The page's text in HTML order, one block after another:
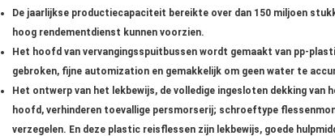
De jaarlijkse productiecapaciteit bereikte over dan 150 miljoen
hoog rendementdienst kunnen voorzien.
Het hoofd van vervangingsspuitbussen wordt gemaakt van pp-
gebroken, fijne automization en gemakkelijk om geen water te
Het ontwerp van het lekbewijs, de volledige ingesloten dekking
hoofd, verhinderen toevallige persmorserij; schroeftype
verzegelen. En deze plastic reisflessen zijn lekbewijs, goede